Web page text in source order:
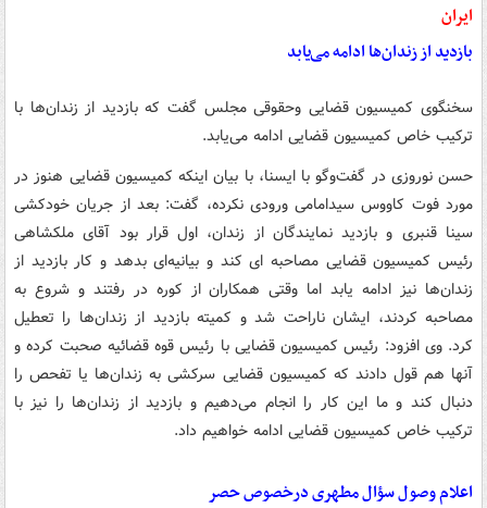
ایران
بازدید از زندان‌ها ادامه می‌یابد
سخنگوی کمیسیون قضایی وحقوقی مجلس گفت که بازدید از زندان‌ها با
ترکیب خاص کمیسیون قضایی ادامه می‌یابد.
حسن نوروزی در گفت‌وگو با ایسنا، با بیان اینکه کمیسیون قضایی هنوز در
مورد فوت کاووس سیدامامی ورودی نکرده، گفت: بعد از جریان خودکشی
سینا قنبری و بازدید نمایندگان از زندان، اول قرار بود آقای ملکشاهی
رئیس کمیسیون قضایی مصاحبه ای کند و بیانیه‌ای بدهد و کار بازدید از
زندان‌ها نیز ادامه یابد اما وقتی همکاران از کوره در رفتند و شروع به
مصاحبه کردند، ایشان ناراحت شد و کمیته بازدید از زندان‌ها را تعطیل
کرد. وی افزود: رئیس کمیسیون قضایی با رئیس قوه قضائیه صحبت کرده و
آنها هم قول دادند که کمیسیون قضایی سرکشی به زندان‌ها یا تفحص را
دنبال کند و ما این کار را انجام می‌دهیم و بازدید از زندان‌ها را نیز با
ترکیب خاص کمیسیون قضایی ادامه خواهیم داد.
اعلام وصول سؤال مطهری درخصوص حصر